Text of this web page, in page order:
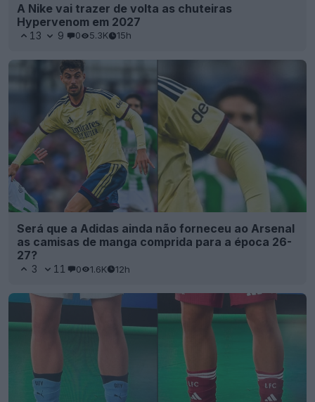
A Nike vai trazer de volta as chuteiras
Hypervenom em 2027
13 9 0 5.3K 15h
Será que a Adidas ainda não forneceu ao Arsenal
as camisas de manga comprida para a época 26-
27?
3 11 0 1.6K 12h